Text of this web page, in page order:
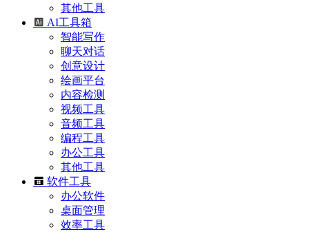
其他工具
AI工具箱
智能写作
聊天对话
创意设计
绘画平台
内容检测
视频工具
音频工具
编程工具
办公工具
其他工具
软件工具
办公软件
桌面管理
效率工具